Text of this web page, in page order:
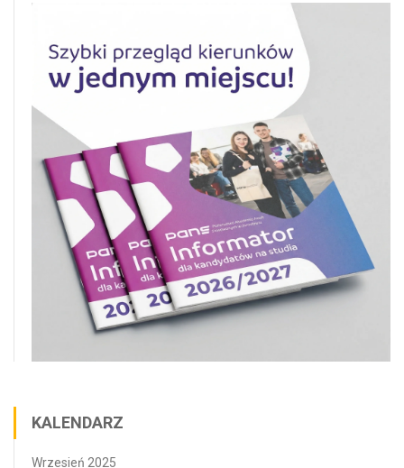
KALENDARZ
Wrzesień 2025